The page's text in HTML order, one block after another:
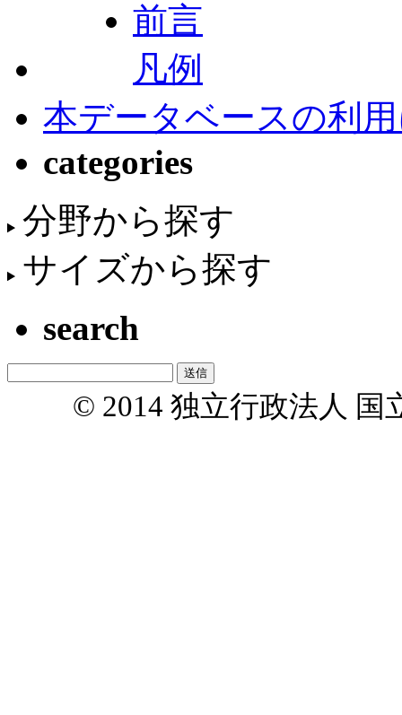
前言
凡例
本データベースの利
categories
分野から探す
サイズから探す
search
© 2014 独立行政法人 国